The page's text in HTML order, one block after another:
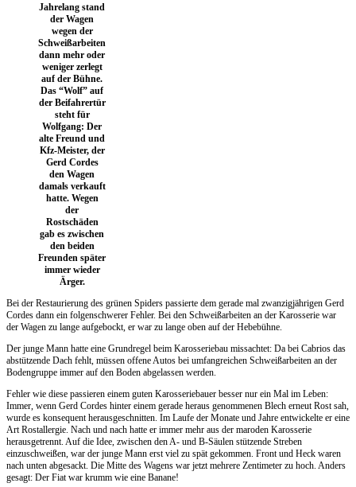
Jahrelang stand
der Wagen
wegen der
Schweißarbeiten
dann mehr oder
weniger zerlegt
auf der Bühne.
Das “Wolf” auf
der Beifahrertür
steht für
Wolfgang: Der
alte Freund und
Kfz-Meister, der
Gerd Cordes
den Wagen
damals verkauft
hatte. Wegen
der
Rostschäden
gab es zwischen
den beiden
Freunden später
immer wieder
Ärger.
Bei der Restaurierung des grünen Spiders passierte dem gerade mal zwanzigjährigen Gerd
Cordes dann ein folgenschwerer Fehler. Bei den Schweißarbeiten an der Karosserie war
der Wagen zu lange aufgebockt, er war zu lange oben auf der Hebebühne.
Der junge Mann hatte eine Grundregel beim Karosseriebau missachtet: Da bei Cabrios das
abstützende Dach fehlt, müssen offene Autos bei umfangreichen Schweißarbeiten an der
Bodengruppe immer auf den Boden abgelassen werden.
Fehler wie diese passieren einem guten Karosseriebauer besser nur ein Mal im Leben:
Immer, wenn Gerd Cordes hinter einem gerade heraus genommenen Blech erneut Rost sah,
wurde es konsequent herausgeschnitten. Im Laufe der Monate und Jahre entwickelte er eine
Art Rostallergie. Nach und nach hatte er immer mehr aus der maroden Karosserie
herausgetrennt. Auf die Idee, zwischen den A- und B-Säulen stützende Streben
einzuschweißen, war der junge Mann erst viel zu spät gekommen. Front und Heck waren
nach unten abgesackt. Die Mitte des Wagens war jetzt mehrere Zentimeter zu hoch. Anders
gesagt: Der Fiat war krumm wie eine Banane!